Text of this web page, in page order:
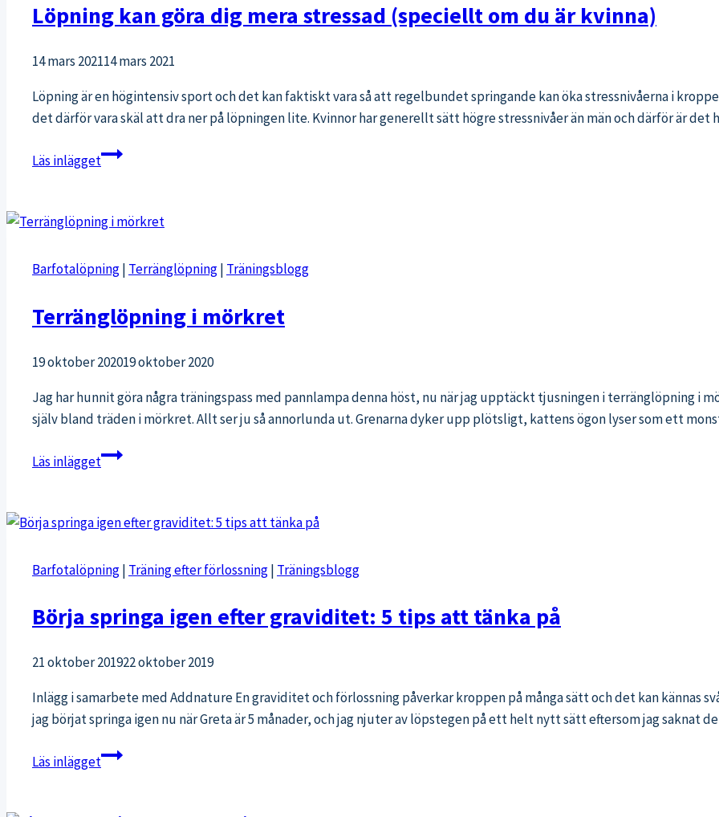
dina
bra
för
din
Löpning kan göra dig mera stressad (speciellt om du är kvinna)
14 mars 202114 mars 2021
Löpning är en högintensiv sport och det kan faktiskt vara så att regelbundet springande kan öka stressnivåerna i
det därför vara skäl att dra ner på löpningen lite. Kvinnor har generellt sätt högre stressnivåer än män och därför är det
Läs inläggetLöpning
dig
stressad
(speciellt
du
kvinna)
Barfotalöpning| Terränglöpning| Träningsblogg
Terränglöpning i mörkret
19 oktober 202019 oktober 2020
Jag har hunnit göra några träningspass med pannlampa denna höst, nu när jag upptäckt tjusningen i terränglöpning i
själv bland träden i mörkret. Allt ser ju så annorlunda ut. Grenarna dyker upp plötsligt, kattens ögon lyser som ett
Läs inläggetTerränglöpning
Barfotalöpning| Träning efter förlossning| Träningsblogg
Börja springa igen efter graviditet: 5 tips att tänka på
21 oktober 201922 oktober 2019
Inlägg i samarbete med Addnature En graviditet och förlossning påverkar kroppen på många sätt och det kan kännas
jag börjat springa igen nu när Greta är 5 månader, och jag njuter av löpstegen på ett helt nytt sätt eftersom jag saknat
Läs inläggetBörja